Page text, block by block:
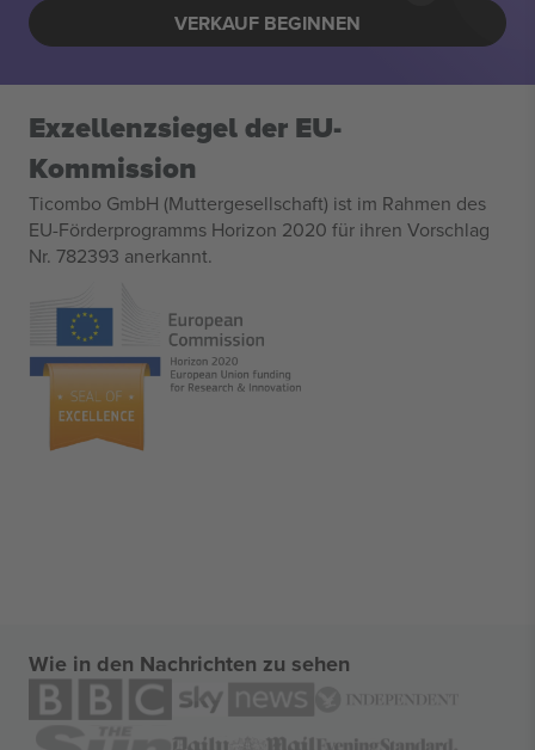
VERKAUF BEGINNEN
Exzellenzsiegel der EU-
Kommission
Ticombo GmbH (Muttergesellschaft) ist im Rahmen des
EU-Förderprogramms Horizon 2020 für ihren Vorschlag
Nr. 782393 anerkannt.
Wie in den Nachrichten zu sehen